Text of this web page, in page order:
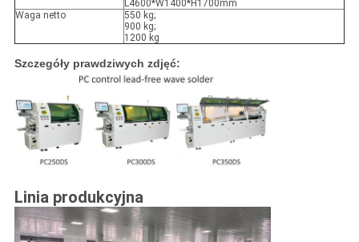
L4600*W1400*H1700mm
Waga netto
550 kg;
900 kg;
1200 kg
Szczegóły prawdziwych zdjęć:
Linia produkcyjna